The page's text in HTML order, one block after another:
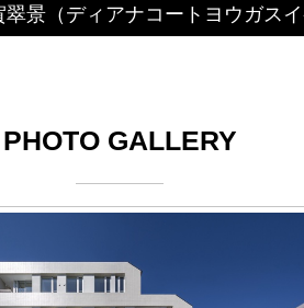
翠景 （ディアナコートヨウガス
PHOTO GALLERY